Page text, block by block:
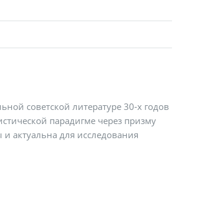
советской литературе 30-х годов
парадигме через призму
актуальна для исследования